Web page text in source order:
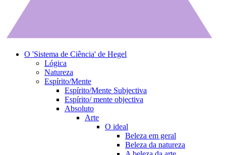
O 'Sistema de Ciência' de Hegel
Lógica
Natureza
Espírito/Mente
Espírito/Mente Subjectiva
Espírito/ mente objectiva
Absoluto
Arte
O ideal
Beleza em geral
Beleza da natureza